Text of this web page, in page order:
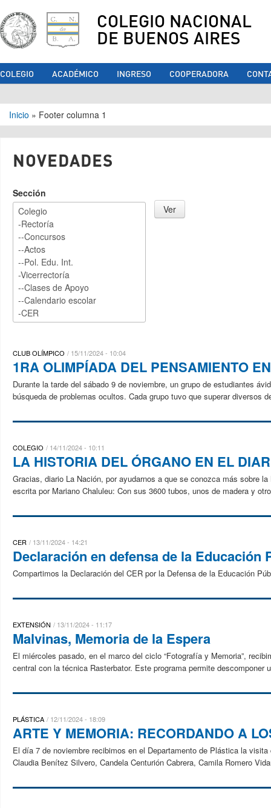
COLEGIO NACIONAL
DE BUENOS AIRES
COLEGIO ACADÉMICO INGRESO COOPERADORA
Se encuentra usted aquí
Inicio » Footer columna 1
NOVEDADES
Sección
CLUB OLÍMPICO 15/11/2024 - 10:04
1RA OLIMPÍADA DEL PENSAMIENTO
Durante la tarde del sábado 9 de noviembre, un grupo de estudiantes
búsqueda de problemas ocultos. Cada grupo tuvo que superar diversos
COLEGIO 14/11/2024 - 10:11
LA HISTORIA DEL ÓRGANO EN EL
Gracias, diario La Nación, por ayudarnos a que se conozca más sobre
escrita por Mariano Chaluleu: Con sus 3600 tubos, unos de madera y
CER 13/11/2024 - 14:21
Declaración en defensa de la Educación
Compartimos la Declaración del CER por la Defensa de la Educación
EXTENSIÓN 13/11/2024 - 11:17
Malvinas, Memoria de la Espera
El miércoles pasado, en el marco del ciclo “Fotografía y Memoria”,
central con la técnica Rasterbator. Este programa permite descomponer
PLÁSTICA 12/11/2024 - 18:09
ARTE Y MEMORIA: RECORDANDO A
El día 7 de noviembre recibimos en el Departamento de Plástica la
Claudia Benítez Silvero, Candela Centurión Cabrera, Camila Romero